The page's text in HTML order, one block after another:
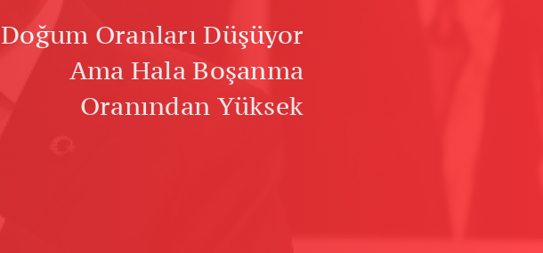
Doğum Oranları Düşüyor
Ama Hala Boşanma
Oranından Yüksek